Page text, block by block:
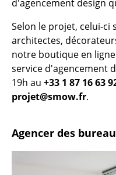
Garde-robes
Petits rangements
Pièces détachées
... voir tous les
d'agencement design
Selon le projet, celui-ci
architectes,
notre boutique en
service d'agencement
19h au +33 1 87 16 63
projet@smow.fr.
Agencer des